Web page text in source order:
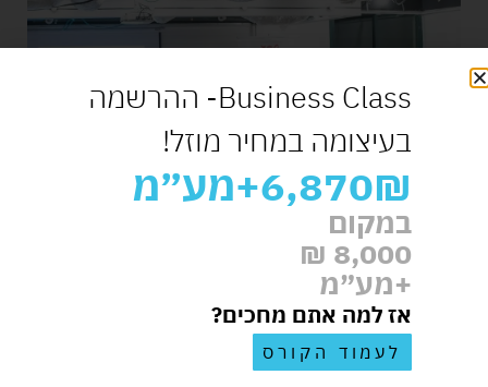
Business Class- ההרשמה
בעיצומה במחיר מוזל!
6,870₪+מע״מ
במקום
8,000 ₪
+מע״מ
אז למה אתם מחכים?
לעמוד הקורס